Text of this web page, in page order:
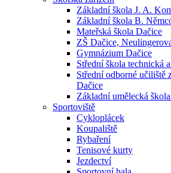
Základní škola J. A.
Základní škola B.
Mateřská škola Dačice
ZŠ Dačice,
Gymnázium Dačice
Střední škola technická
Střední odborné učiliště
Dačice
Základní umělecká
Sportoviště
Cykloplácek
Koupaliště
Rybaření
Tenisové kurty
Jezdectví